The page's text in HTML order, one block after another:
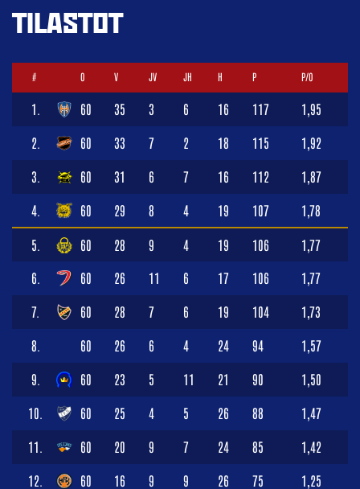
TILASTOT
# O V JV JH H P P/O
1. 60 35 3 6 16 117 1,95
2. 60 33 7 2 18 115 1,92
3. 60 31 6 7 16 112 1,87
4. 60 29 8 4 19 107 1,78
5. 60 28 9 4 19 106 1,77
6. 60 26 11 6 17 106 1,77
7. 60 28 7 6 19 104 1,73
8. 60 26 6 4 24 94 1,57
9. 60 23 5 11 21 90 1,50
10. 60 25 4 5 26 88 1,47
11. 60 20 9 7 24 85 1,42
12. 60 16 9 9 26 75 1,25